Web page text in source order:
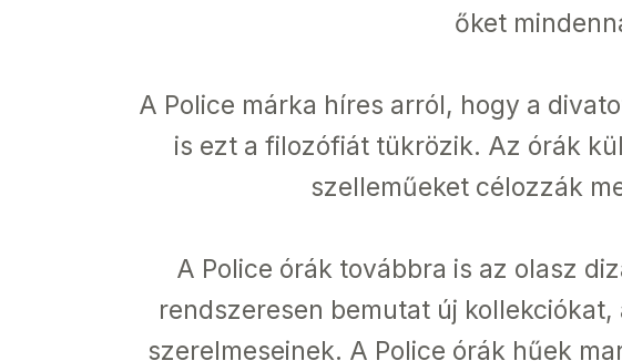
őket
A Police márka híres arról, hogy a
is ezt a filozófiát tükrözik. Az órák
szelleműeket célozzák
A Police órák továbbra is az olasz
rendszeresen bemutat új
szerelmeseinek. A Police órák hűek